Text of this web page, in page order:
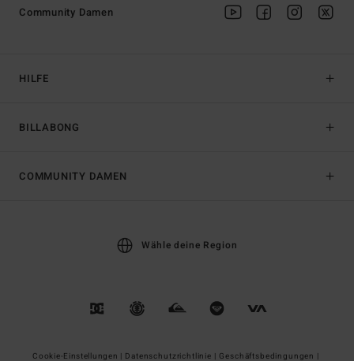
HILFE
BILLABONG
Community Damen
COMMUNITY DAMEN
Wähle deine Region
Cookie-Einstellungen | Datenschutzrichtlinie | Geschäftsbedingungen |